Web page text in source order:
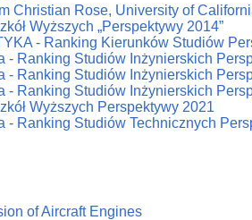
Christian Rose, University of
Wyższych „Perspektywy 2014”
- Ranking Kierunków Studiów
- Ranking Studiów Inżynierskich
- Ranking Studiów Inżynierskich
- Ranking Studiów Inżynierskich
Wyższych Perspektywy 2021
- Ranking Studiów Technicznych
of Aircraft Engines